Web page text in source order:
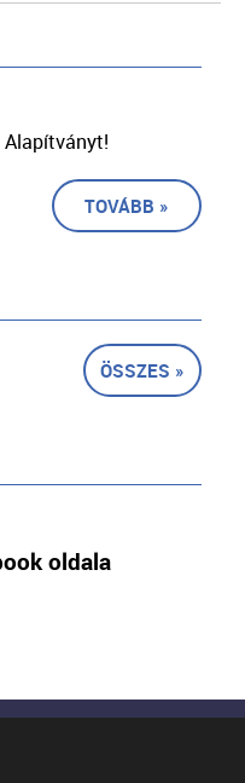
Alapítványt!
TOVÁBB »
ÖSSZES »
oldala